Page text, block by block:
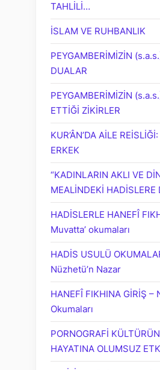
TAHLİLİ…
İSLAM VE RUHBANLIK
PEYGAMBERİMİZİN
DUALAR
PEYGAMBERİMİZİN
ETTİĞİ ZİKİRLER
KUR’ÂN’DA AİLE
ERKEK
“KADINLARIN AKLI VE
MEALİNDEKİ HADİSLERE
HADİSLERLE HANEFÎ
Muvatta’ okumaları
HADİS USULÜ
Nüzhetü’n Nazar
HANEFÎ FIKHINA GİRİŞ –
Okumaları
PORNOGRAFİ
HAYATINA OLUMSUZ